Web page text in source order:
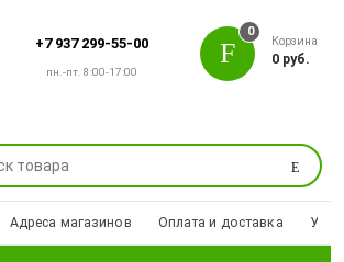
+7 937 299-55-00
пн.-пт. 8:00-17:00
Поиск
0
Корзина
0 руб.
Адреса магазинов Оплата и доставка